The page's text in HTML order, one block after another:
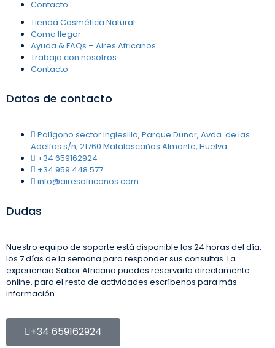
Contacto
Tienda Cosmética Natural
Como llegar
Ayuda & FAQs – Aires Africanos
Trabaja con nosotros
Contacto
Datos de contacto
Polígono sector Inglesillo, Parque Dunar, Avda. de las
Adelfas s/n, 21760 Matalascañas Almonte, Huelva
+34 659162924
+34 959 448 577
info@airesafricanos.com
Dudas
Nuestro equipo de soporte está disponible las 24 horas del día,
los 7 días de la semana para responder sus consultas. La
experiencia Sabor Africano puedes reservarla directamente
online, para el resto de actividades escríbenos para más
información.
+34 659162924